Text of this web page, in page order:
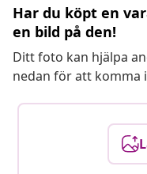
Har du köpt en
en bild på den!
Ditt foto kan hjälpa
nedan för att komma